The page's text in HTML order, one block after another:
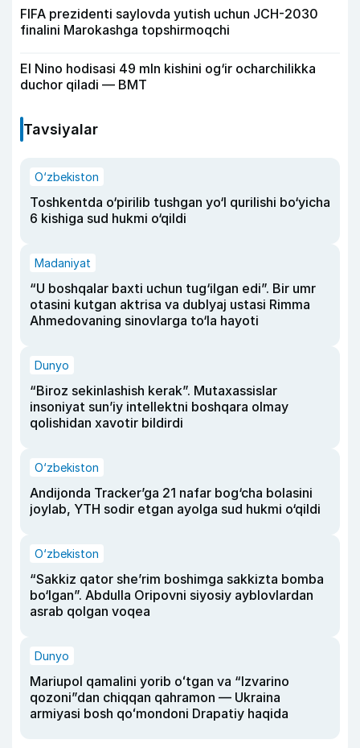
FIFA prezidenti saylovda yutish uchun JCH-2030
finalini Marokashga topshirmoqchi
El Nino hodisasi 49 mln kishini og‘ir ocharchilikka
duchor qiladi — BMT
Tavsiyalar
O‘zbekiston
Toshkentda o‘pirilib tushgan yo‘l qurilishi bo‘yicha
6 kishiga sud hukmi o‘qildi
Madaniyat
“U boshqalar baxti uchun tug‘ilgan edi”. Bir umr
otasini kutgan aktrisa va dublyaj ustasi Rimma
Ahmedovaning sinovlarga to‘la hayoti
Dunyo
“Biroz sekinlashish kerak”. Mutaxassislar
insoniyat sun’iy intellektni boshqara olmay
qolishidan xavotir bildirdi
O‘zbekiston
Andijonda Tracker’ga 21 nafar bog‘cha bolasini
joylab, YTH sodir etgan ayolga sud hukmi o‘qildi
O‘zbekiston
“Sakkiz qator she’rim boshimga sakkizta bomba
bo‘lgan”. Abdulla Oripovni siyosiy ayblovlardan
asrab qolgan voqea
Dunyo
Mariupol qamalini yorib oʻtgan va “Izvarino
qozoni”dan chiqqan qahramon — Ukraina
armiyasi bosh qoʻmondoni Drapatiy haqida